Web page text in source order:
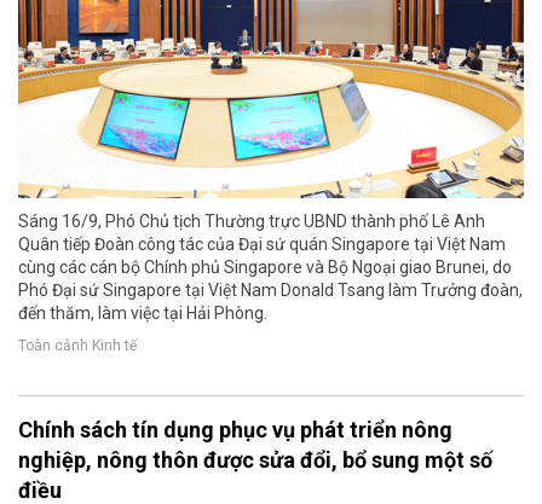
Sáng 16/9, Phó Chủ tịch Thường trực UBND thành phố Lê Anh
Quân tiếp Đoàn công tác của Đại sứ quán Singapore tại Việt Nam
cùng các cán bộ Chính phủ Singapore và Bộ Ngoại giao Brunei, do
Phó Đại sứ Singapore tại Việt Nam Donald Tsang làm Trưởng đoàn,
đến thăm, làm việc tại Hải Phòng.
Toàn cảnh Kinh tế
Chính sách tín dụng phục vụ phát triển nông
nghiệp, nông thôn được sửa đổi, bổ sung một số
điều